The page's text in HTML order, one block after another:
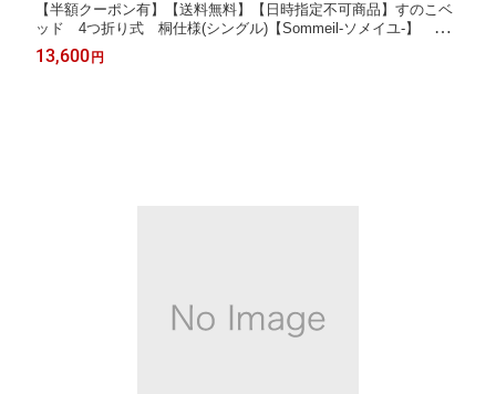
【半額クーポン有】【送料無料】【日時指定不可商品】すのこベ
ッド 4つ折り式 桐仕様(シングル)【Sommeil-ソメイユ-】 ベ
ッド 折りたたみ 折り畳み すのこベッド 桐 すのこ 四つ
折り 木製 湿気
13,600 円